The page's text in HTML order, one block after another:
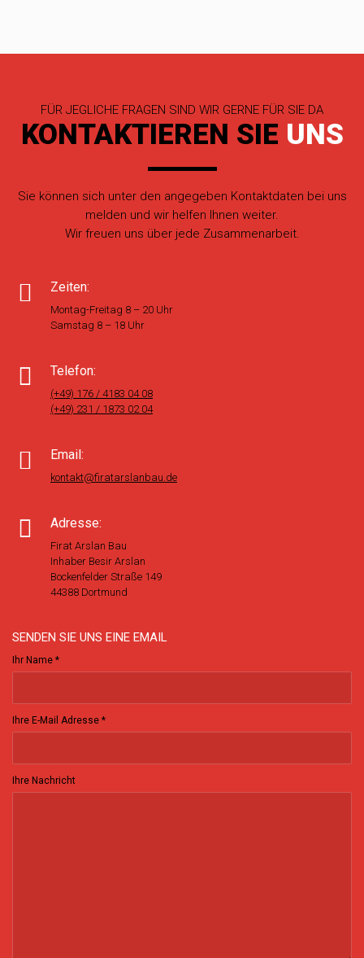
FÜR JEGLICHE FRAGEN SIND WIR GERNE FÜR SIE DA
KONTAKTIEREN SIE UNS
Sie können sich unter den angegeben Kontaktdaten bei uns
melden und wir helfen Ihnen weiter.
Wir freuen uns über jede Zusammenarbeit.
Zeiten:
Montag-Freitag 8 – 20 Uhr
Samstag 8 – 18 Uhr
Telefon:
(+49) 176 / 4183 04 08
(+49) 231 / 1873 02 04
Email:
kontakt@firatarslanbau.de
Adresse:
Firat Arslan Bau
Inhaber Besir Arslan
Bockenfelder Straße 149
44388 Dortmund
SENDEN SIE UNS EINE EMAIL
Ihr Name *
Ihre E-Mail Adresse *
Ihre Nachricht